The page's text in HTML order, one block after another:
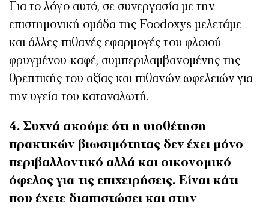
Για το λόγο αυτό, σε συνεργασία με την
επιστημονική ομάδα της Foodoxys μελετάμε
και άλλες πιθανές εφαρμογές του φλοιού
φρυγμένου καφέ, συμπεριλαμβανομένης της
θρεπτικής του αξίας και πιθανών ωφελειών για
την υγεία του καταναλωτή.
4. Συχνά ακούμε ότι η υιοθέτηση
πρακτικών βιωσιμότητας δεν έχει μόνο
περιβαλλοντικό αλλά και οικονομικό
όφελος για τις επιχειρήσεις. Είναι κάτι
που έχετε διαπιστώσει και στην